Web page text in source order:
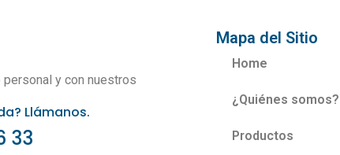
y con nuestros
Llámanos.
33
Mapa del Sitio
Home
¿Quiénes somos?
Productos